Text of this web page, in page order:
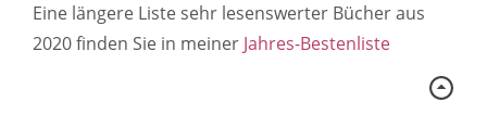
Eine längere Liste sehr lesenswerter Bücher aus
2020 finden Sie in meiner Jahres-Bestenliste